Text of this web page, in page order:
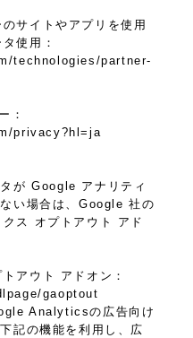
サイトやアプリを使用
使用：
technologies/partner-
：
privacy?hl=ja
が Google アナリティ
い場合は、Google 社の
ス オプトアウト アド
アウト アドオン：
gaoptout
Analyticsの広告向け
記の機能を利用し、広